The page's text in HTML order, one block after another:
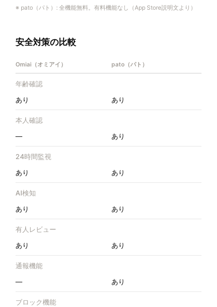
※ pato（パト） : 全機能無料。有料機能なし（App Store説明文より）
安全対策の比較
Omiai（オミアイ） pato（パト）
年齢確認
あり
あり
本人確認
—
あり
24時間監視
あり
あり
AI検知
あり
あり
有人レビュー
あり
あり
通報機能
—
あり
ブロック機能